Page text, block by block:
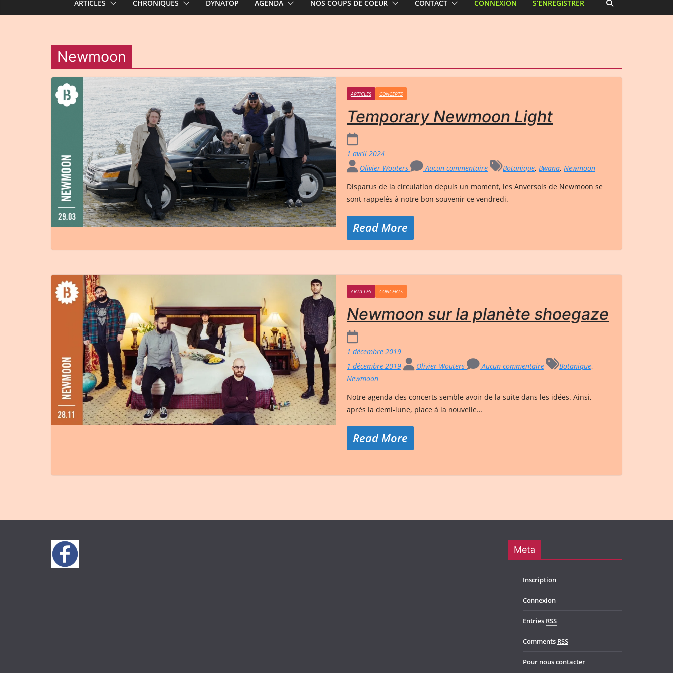
ARTICLES CHRONIQUES DYNATOP AGENDA NOS COUPS DE COEUR CONTACT CONNEXION S’ENREGISTRER
Newmoon
ARTICLES CONCERTS
Temporary Newmoon Light
1 avril 2024
Olivier Wouters
Aucun commentaire Botanique, Bwana, Newmoon
Disparus de la circulation depuis un moment, les Anversois de Newmoon se
sont rappelés à notre bon souvenir ce vendredi.
Read More
ARTICLES CONCERTS
Newmoon sur la planète shoegaze
1 décembre 2019
1 décembre 2019
Olivier Wouters Aucun commentaire Botanique,
Newmoon
Notre agenda des concerts semble avoir de la suite dans les idées. Ainsi,
après la demi-lune, place à la nouvelle…
Read More
Meta
Inscription
Connexion
Entries RSS
Comments RSS
Pour nous contacter